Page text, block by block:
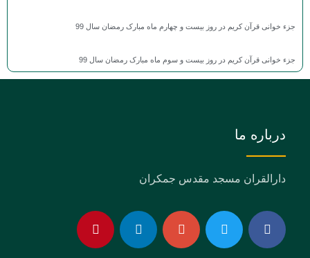
جزء خوانی قرآن کریم در روز بیست و چهارم ماه مبارک رمضان سال 99
جزء خوانی قرآن کریم در روز بیست و سوم ماه مبارک رمضان سال 99
درباره ما
دارالقران مسجد مقدس جمکران